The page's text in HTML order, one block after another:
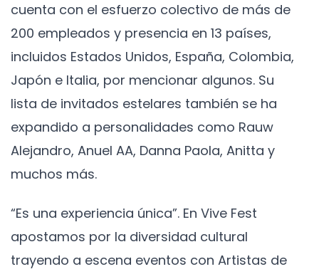
cuenta con el esfuerzo colectivo de más de
200 empleados y presencia en 13 países,
incluidos Estados Unidos, España, Colombia,
Japón e Italia, por mencionar algunos. Su
lista de invitados estelares también se ha
expandido a personalidades como Rauw
Alejandro, Anuel AA, Danna Paola, Anitta y
muchos más.
“Es una experiencia única”. En Vive Fest
apostamos por la diversidad cultural
trayendo a escena eventos con Artistas de